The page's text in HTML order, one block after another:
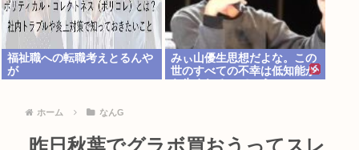
福祉職への転職考えとるんや
が
みぃ山優生思想だよな。この
世のすべての不幸は低知能か
ホーム なんG
昨日秋葉でグラボ買おうってスレ